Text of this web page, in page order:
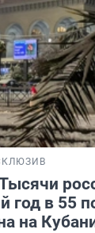
год в 55
на